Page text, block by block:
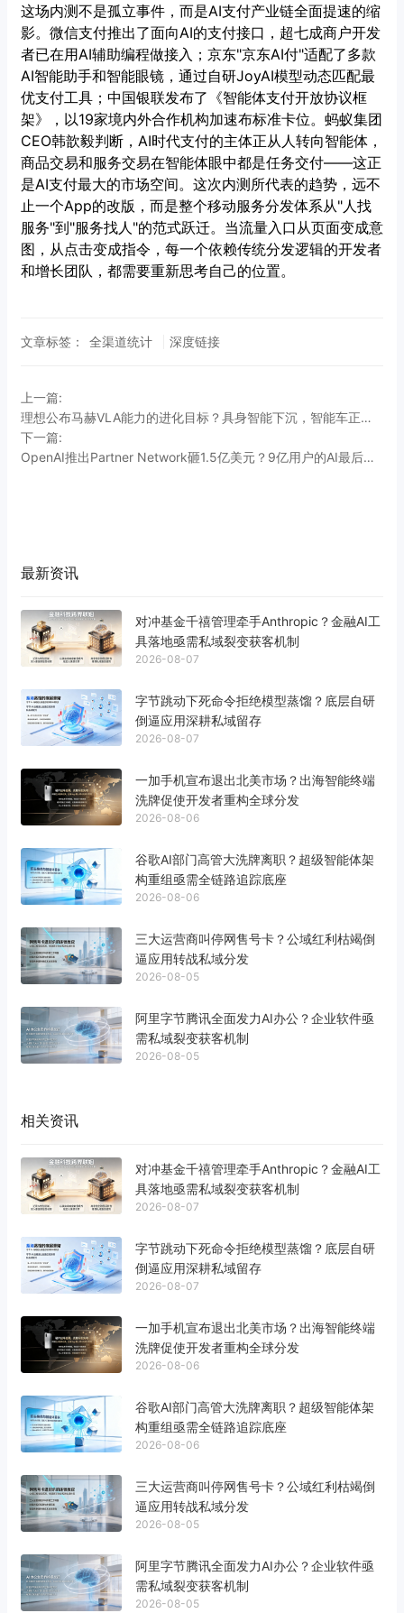
这场内测不是孤立事件，而是AI支付产业链全面提速的缩
影。微信支付推出了面向AI的支付接口，超七成商户开发
者已在用AI辅助编程做接入；京东"京东AI付"适配了多款
AI智能助手和智能眼镜，通过自研JoyAI模型动态匹配最
优支付工具；中国银联发布了《智能体支付开放协议框
架》，以19家境内外合作机构加速布标准卡位。蚂蚁集团
CEO韩歆毅判断，AI时代支付的主体正从人转向智能体，
商品交易和服务交易在智能体眼中都是任务交付——这正
是AI支付最大的市场空间。这次内测所代表的趋势，远不
止一个App的改版，而是整个移动服务分发体系从"人找
服务"到"服务找人"的范式跃迁。当流量入口从页面变成意
图，从点击变成指令，每一个依赖传统分发逻辑的开发者
和增长团队，都需要重新思考自己的位置。
文章标签： 全渠道统计 深度链接
上一篇:
理想公布马赫VLA能力的进化目标？具身智能下沉，智能车正加速变成活物
下一篇:
OpenAI推出Partner Network砸1.5亿美元？9亿用户的AI最后一公里谁铺
最新资讯
对冲基金千禧管理牵手Anthropic？金融AI工
具落地亟需私域裂变获客机制
2026-08-07
字节跳动下死命令拒绝模型蒸馏？底层自研
倒逼应用深耕私域留存
2026-08-07
一加手机宣布退出北美市场？出海智能终端
洗牌促使开发者重构全球分发
2026-08-06
谷歌AI部门高管大洗牌离职？超级智能体架
构重组亟需全链路追踪底座
2026-08-06
三大运营商叫停网售号卡？公域红利枯竭倒
逼应用转战私域分发
2026-08-05
阿里字节腾讯全面发力AI办公？企业软件亟
需私域裂变获客机制
2026-08-05
相关资讯
对冲基金千禧管理牵手Anthropic？金融AI工
具落地亟需私域裂变获客机制
2026-08-07
字节跳动下死命令拒绝模型蒸馏？底层自研
倒逼应用深耕私域留存
2026-08-07
一加手机宣布退出北美市场？出海智能终端
洗牌促使开发者重构全球分发
2026-08-06
谷歌AI部门高管大洗牌离职？超级智能体架
构重组亟需全链路追踪底座
2026-08-06
三大运营商叫停网售号卡？公域红利枯竭倒
逼应用转战私域分发
2026-08-05
阿里字节腾讯全面发力AI办公？企业软件亟
需私域裂变获客机制
2026-08-05